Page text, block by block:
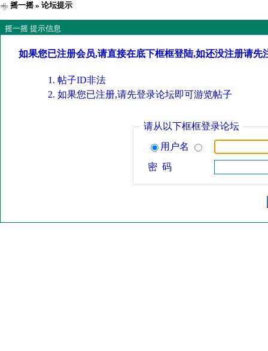
摇一摇» 论坛提示
摇一摇 提示信息
如果您已注册会员,请直接在底下框框登陆,如还没注册请先
帖子ID非法
如果您已注册,请先登录论坛即可游览帖子
请从以下框框登录论坛
用户名
密 码